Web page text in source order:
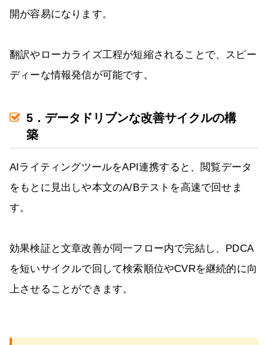
開が容易になります。
翻訳やローカライズ工程が短縮されることで、スピー
ディーな情報発信が可能です。
5．データドリブンな改善サイクルの構
築
AIライティングツールをAPI連携すると、閲覧データ
をもとに見出しや本文のA/Bテストを高速で回せま
す。
効果検証と文章改善が同一フロー内で完結し、PDCA
を短いサイクルで回して検索順位やCVRを継続的に向
上させることができます。